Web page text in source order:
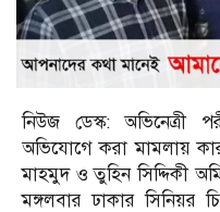
নিউজ ডেস্ক: অভিনেত্রী
অভিযোগে করা মামলায়
মাহমুদ ও তুহিন সিদ্দিকী
মঙ্গলবার ঢাকার সিনিয়র